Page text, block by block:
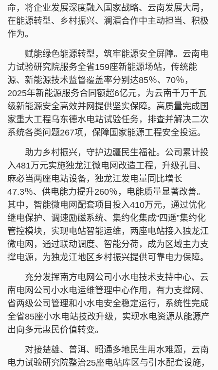
命，将企业发展深度融入国家战略、云南发展大局，
在能源转型、乡村振兴、澜湄合作中主动担当、积极
作为。
赋能绿色能源转型，筑牢能源安全屏障。云南电
力试验研究院服务全省159座新能源场站，传统能
源、新能源技术监督覆盖率分别达85％、70％，
2025年新能源服务合同额超6亿元，为云南千万千瓦
级新能源安全高效并网提供坚实保障。高质量完成国
家重大工程乌东德水电站试验任务，排查并解决二次
系统各类问题267项，保障国家能源工程安全投运。
助力乡村振兴，守护边疆民生福祉。公司累计投
入481万元实施独龙江微电网改造工程，升级孔目、
麻必当两座电站设备，独龙江发电量同比增长
47.3％、供电能力提升260％，电能质量显著改善。
其中，智能微电网配套项目投入410万元，通过优化
继电保护、调速励磁系统、集约化集成“四遥”集约化
管控模块，实现电站智能运维，两座电站接入独龙江
微电网，通过联动调度、智能分荷，成为区域主力支
撑电源，为独龙江地区乡村振兴提供可靠电力保障。
充分发挥南方电网公司小水电技术支持中心、云
南电网公司小水电运维管理中心作用，有力支撑网、
省两级公司管理和小水电安全稳定运行，系统性完成
全省85座小水电站技改升级，实现水电资源从能源产
出向多元惠民价值转变。
对接楚雄、普洱、昭通多地民生用水难题，云南
电力试验研究院整治25座电站库区与引水配套设施，